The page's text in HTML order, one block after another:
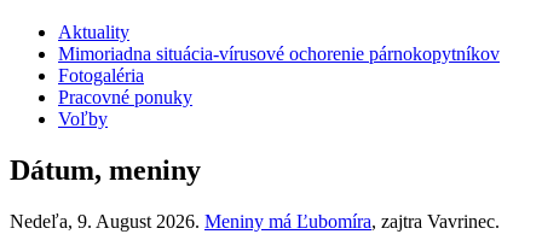
Aktuality
Mimoriadna situácia-vírusové ochorenie párnokopytníkov
Fotogaléria
Pracovné ponuky
Voľby
Dátum, meniny
Nedeľa, 9. August 2026. Meniny má Ľubomíra, zajtra Vavrinec.